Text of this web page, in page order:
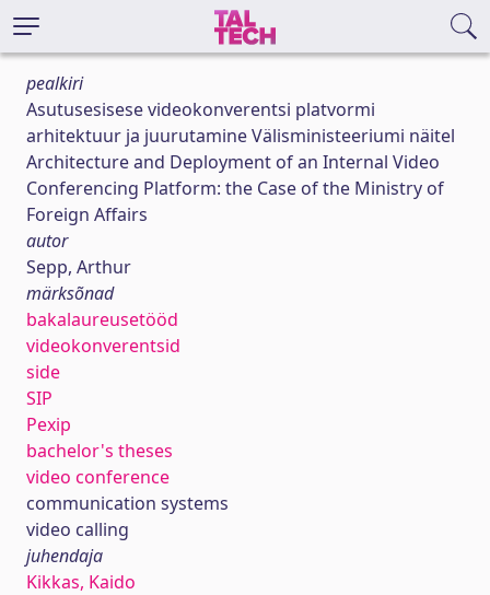
pealkiri
Asutusesisese videokonverentsi platvormi
arhitektuur ja juurutamine Välisministeeriumi näitel
Architecture and Deployment of an Internal Video
Conferencing Platform: the Case of the Ministry of
Foreign Affairs
autor
Sepp, Arthur
märksõnad
bakalaureusetööd
videokonverentsid
side
SIP
Pexip
bachelor's theses
video conference
communication systems
video calling
juhendaja
Kikkas, Kaido